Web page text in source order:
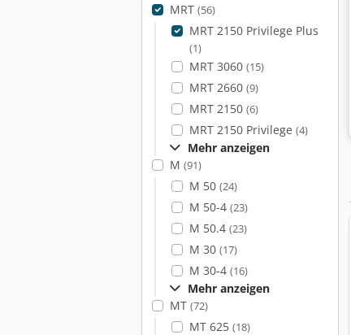
MRT (56)
MRT 2150 Privilege Plus
(1)
MRT 3060 (15)
MRT 2660 (9)
MRT 2150 (6)
MRT 2150 Privilege (4)
Mehr anzeigen
M (91)
M 50 (24)
M 50-4 (23)
M 50.4 (23)
M 30 (17)
M 30-4 (16)
Mehr anzeigen
MT (72)
MT 625 (18)